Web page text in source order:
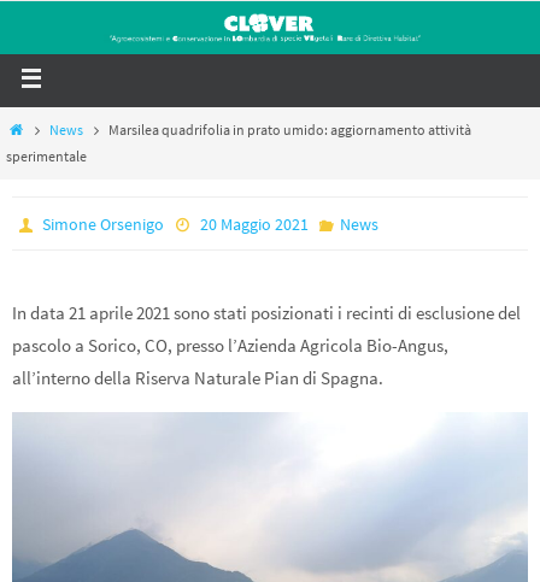
News
Marsilea quadrifolia in prato umido: aggiornamento attività
sperimentale
Simone Orsenigo 20 Maggio 2021 News
In data 21 aprile 2021 sono stati posizionati i recinti di esclusione del
pascolo a Sorico, CO, presso l’Azienda Agricola Bio-Angus,
all’interno della Riserva Naturale Pian di Spagna.